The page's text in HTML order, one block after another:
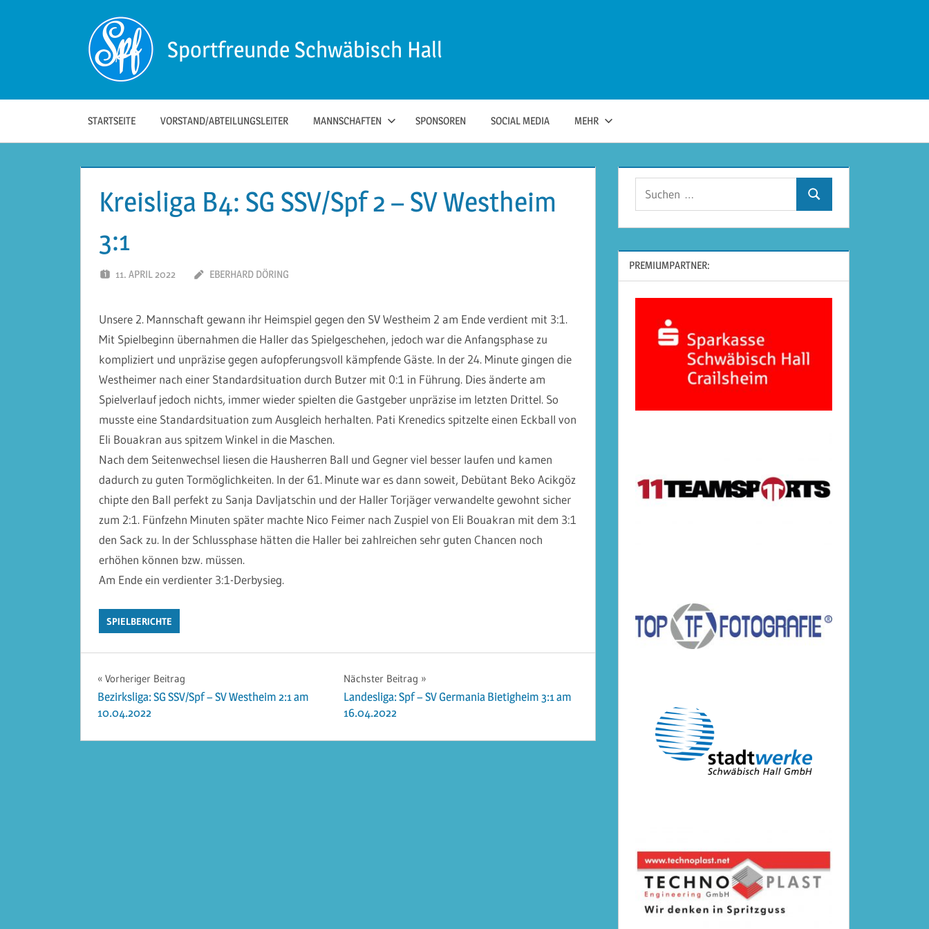
Sportfreunde Schwäbisch Hall
Die
offizielle
Sportfreunde
STARTSEITE VORSTAND/ABTEILUNGSLEITER MANNSCHAFTEN SPONSOREN SOCIAL MEDIA MEHR
Kreisliga B4: SG SSV/Spf 2 – SV Westheim
3:1
11. APRIL 2022 EBERHARD DÖRING
Unsere 2. Mannschaft gewann ihr Heimspiel gegen den SV Westheim 2 am Ende verdient mit 3:1.
Mit Spielbeginn übernahmen die Haller das Spielgeschehen, jedoch war die Anfangsphase zu
kompliziert und unpräzise gegen aufopferungsvoll kämpfende Gäste. In der 24. Minute gingen die
Westheimer nach einer Standardsituation durch Butzer mit 0:1 in Führung. Dies änderte am
Spielverlauf jedoch nichts, immer wieder spielten die Gastgeber unpräzise im letzten Drittel. So
musste eine Standardsituation zum Ausgleich herhalten. Pati Krenedics spitzelte einen Eckball von
Eli Bouakran aus spitzem Winkel in die Maschen.
Nach dem Seitenwechsel liesen die Hausherren Ball und Gegner viel besser laufen und kamen
dadurch zu guten Tormöglichkeiten. In der 61. Minute war es dann soweit, Debütant Beko Acikgöz
chipte den Ball perfekt zu Sanja Davljatschin und der Haller Torjäger verwandelte gewohnt sicher
zum 2:1. Fünfzehn Minuten später machte Nico Feimer nach Zuspiel von Eli Bouakran mit dem 3:1
den Sack zu. In der Schlussphase hätten die Haller bei zahlreichen sehr guten Chancen noch
erhöhen können bzw. müssen.
Am Ende ein verdienter 3:1-Derbysieg.
SPIELBERICHTE
Beitragsnavigation
Vorheriger Beitrag
Bezirksliga: SG SSV/Spf – SV Westheim 2:1 am
10.04.2022
Nächster Beitrag
Landesliga: Spf – SV Germania Bietigheim 3:1 am
16.04.2022
Suchen
PREMIUMPARTNER: